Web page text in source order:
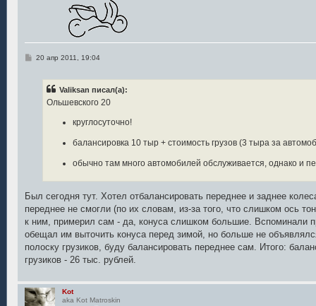
С20 апр 2011, 19:04
Valiksan писал(а):
Ольшевского 20
круглосуточно!
балансировка 10 тыр + стоимость грузов (3 тыра за
обычно там много автомобилей обслуживается, однако и
Был сегодня тут. Хотел отбалансировать переднее и заднее
переднее не смогли (по их словам, из-за того, что слишком ось
к ним, примерил сам - да, конуса слишком большие. Вспоминали
обещал им выточить конуса перед зимой, но больше не
полоску грузиков, буду балансировать переднее сам. Итого:
грузиков - 26 тыс. рублей.
Kot
aka Kot Matroskin